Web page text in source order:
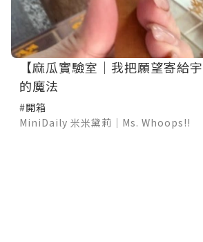
【麻瓜實驗室｜我把願望寄給
的魔法
#開箱
MiniDaily 米米黛莉｜Ms. Whoops!!